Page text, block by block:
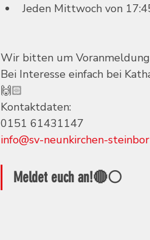
Jeden Mittwoch von
Wir bitten um
Bei Interesse einfach bei
🙌🏻
Kontaktdaten:
0151 61431147
info@sv-neunkirchen-
Meldet euch an!🔴⚪️